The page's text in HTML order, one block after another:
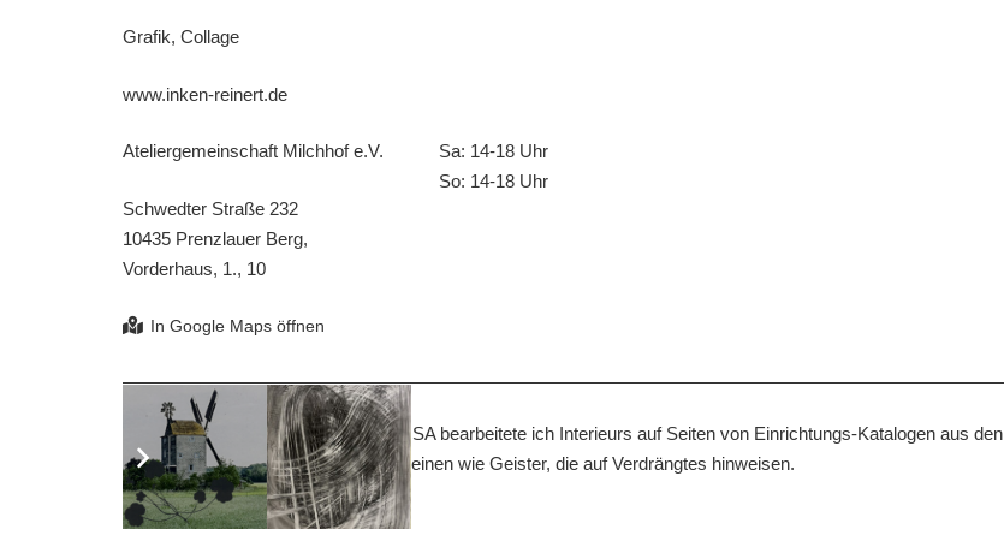
Grafik, Collage
www.inken-reinert.de
Ateliergemeinschaft Milchhof e.V.
Schwedter Straße 232
10435 Prenzlauer Berg,
Vorderhaus, 1., 10
Sa: 14-18 Uhr
So: 14-18 Uhr
Während eines Stipendiums in den USA bearbeitete ich Interieurs auf Seiten von Einrichtungs-Katalogen aus den
1970er Jahren. Meine Eingriffe erscheinen wie Geister, die auf Verdrängtes hinweisen.